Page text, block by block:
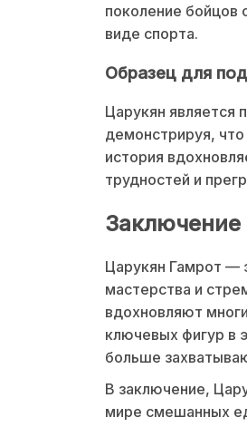
поколение бойцов
виде спорта.
Образец для
Царукян является
демонстрируя,
история
трудностей и
Заключение
Царукян Гамрот —
мастерства и
вдохновляют
ключевых фигур
больше
В заключение,
мире смешанных